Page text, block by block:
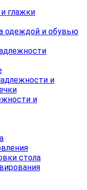
глажки
одеждой и обувью
и
и
стола